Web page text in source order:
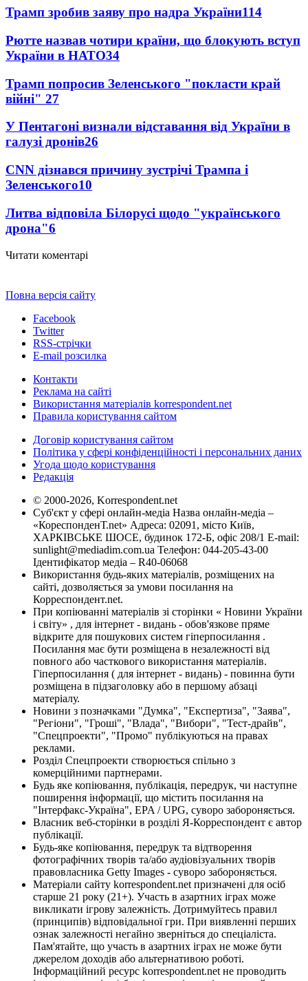
Трамп зробив заяву про надра України114
Рютте назвав чотири країни, що блокують вступ
України в НАТО34
Трамп попросив Зеленського "покласти край
війні" 27
У Пентагоні визнали відставання від України в
галузі дронів26
CNN дізнався причину зустрічі Трампа і
Зеленського10
Литва відповіла Білорусі щодо "українського
дрона"6
Читати коментарі
Повна версія сайту
Facebook
Twitter
RSS-стрічки
E-mail розсилка
Контакти
Реклама на сайті
Використання матеріалів korrespondent.net
Правила користування сайтом
Договір користування сайтом
Політика у сфері конфіденційності і персональних даних
Угода щодо користування
Редакція
© 2000-2026, Korrespondent.net
Суб'єкт у сфері онлайн-медіа Назва онлайн-медіа –
«КореспонденТ.net» Адреса: 02091, місто Київ,
ХАРКІВСЬКЕ ШОСЕ, будинок 172-Б, офіс 208/1 E-mail:
sunlight@mediadim.com.ua Телефон: 044-205-43-00
Ідентифікатор медіа – R40-06068
Використання будь-яких матеріалів, розміщених на
сайті, дозволяється за умови посилання на
Корреспондент.net.
При копіюванні матеріалів зі сторінки « Новини України
і світу» , для інтернет - видань - обов'язкове пряме
відкрите для пошукових систем гіперпосилання .
Посилання має бути розміщена в незалежності від
повного або часткового використання матеріалів.
Гіперпосилання ( для інтернет - видань) - повинна бути
розміщена в підзаголовку або в першому абзаці
матеріалу.
Новини з позначками "Думка", "Експертиза", "Заява",
"Регіони", "Гроші", "Влада", "Вибори", "Тест-драйв",
"Спецпроекти", "Промо" публікуються на правах
реклами.
Розділ Спецпроекти створюється спільно з
комерційними партнерами.
Будь яке копіювання, публікація, передрук, чи наступне
поширення інформації, що містить посилання на
"Інтерфакс-Україна", EPA / UPG, суворо забороняється.
Власник веб-сторінки в розділі Я-Корреспондент є автор
публікації.
Будь-яке копіювання, передрук та відтворення
фотографічних творів та/або аудіовізуальних творів
правовласника Getty Images - суворо забороняється.
Матеріали сайту korrespondent.net призначені для осіб
старше 21 року (21+). Участь в азартних іграх може
викликати ігрову залежність. Дотримуйтесь правил
(принципів) відповідальної гри. При виявленні перших
ознак залежності негайно зверніться до спеціаліста.
Пам'ятайте, що участь в азартних іграх не може бути
джерелом доходів або альтернативою роботі.
Інформаційний ресурс korrespondent.net не проводить